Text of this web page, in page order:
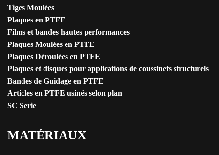
Tiges Moulées
Plaques en PTFE
Films et bandes hautes performances
Plaques Moulées en PTFE
Plaques Déroulées en PTFE
Plaques et disques pour applications de coussinets structurels
Bandes de Guidage en PTFE
Articles en PTFE usinés selon plan
SC Serie
MATÉRIAUX